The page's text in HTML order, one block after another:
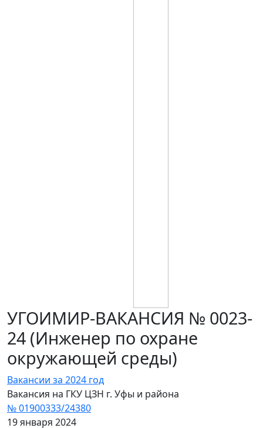
УГОИМИР-ВАКАНСИЯ № 0023-
24 (Инженер по охране
окружающей среды)
Вакансии за 2024 год
Вакансия на ГКУ ЦЗН г. Уфы и района
№ 01900333/24380
19 января 2024